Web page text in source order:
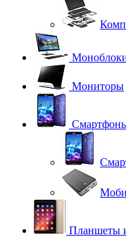
Мониторы
Планшеты